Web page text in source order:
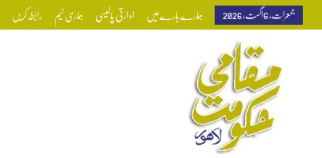
جمعرات, 6 اگست, 2026 ہمارے بارے میں ادارتی پالیسی ہماری ٹیم رابطہ کریں